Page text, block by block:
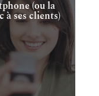
(ou la
à ses clients)